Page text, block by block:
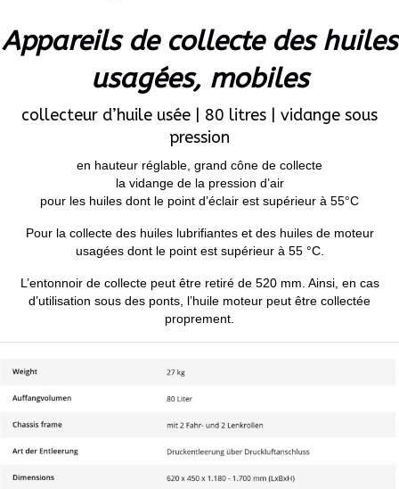
Appareils de collecte des huiles
usagées, mobiles
collecteur d’huile usée | 80 litres | vidange sous
pression
en hauteur réglable, grand cône de collecte
la vidange de la pression d’air
pour les huiles dont le point d’éclair est supérieur à 55°C
Pour la collecte des huiles lubrifiantes et des huiles de moteur
usagées dont le point est supérieur à 55 °C.
L’entonnoir de collecte peut être retiré de 520 mm. Ainsi, en cas
d’utilisation sous des ponts, l’huile moteur peut être collectée
proprement.